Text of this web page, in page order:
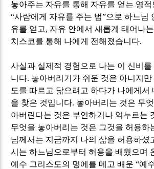
놓아주는 자유를 통해 자유를 얻는 영
“사람에게 자유를 주는 법”으로 하느님
유를 얻고, 자유 안에서 새롭게 태어나
치스코를 통해 나에게 전해졌습니다.
사실과 실제적 경험으로 나는 이 신비
니다. 놓아버리기가 쉬운 것은 아니지
도를 따르고 닮으려고 하다가 나에게서
을 찾은 것입니다. 놓아버리는 것은 무
아버린다는 것은 부인하거나 억누르는
무엇을 놓아버리는 것은 그것을 허용하
님께서는 지금까지 나의 삶을 허용하셨
시는 하느님으로부터 허용을 배웠으며
예수 그리스도의 멍에를 메고 배운“예